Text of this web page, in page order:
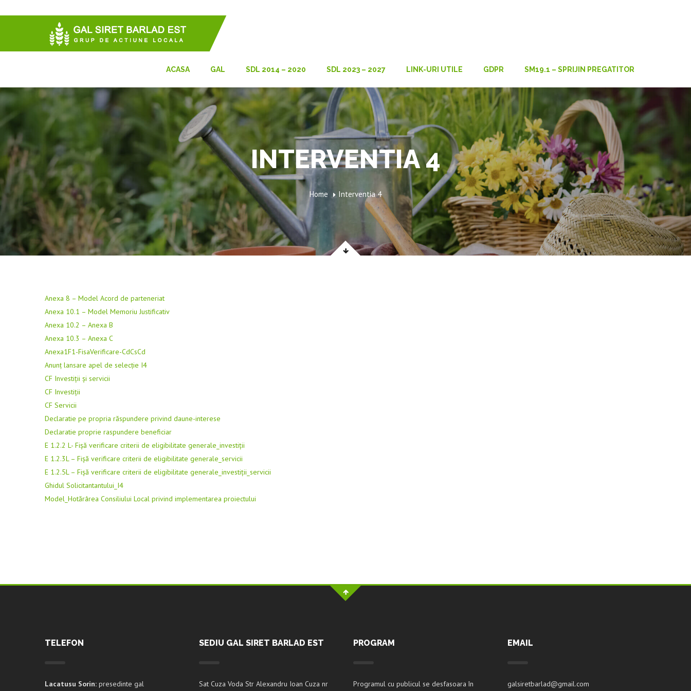
ACASA GAL SDL 2014 – 2020 SDL 2023 – 2027 LINK-URI UTILE GDPR SM19.1 – SPRIJIN PREGATITOR
INTERVENTIA 4
Home Interventia 4
Anexa 8 – Model Acord de parteneriat
Anexa 10.1 – Model Memoriu Justificativ
Anexa 10.2 – Anexa B
Anexa 10.3 – Anexa C
Anexa1F1-FisaVerificare-CdCsCd
Anunț lansare apel de selecție I4
CF Investiții și servicii
CF Investiții
CF Servicii
Declaratie pe propria răspundere privind daune-interese
Declaratie proprie raspundere beneficiar
E 1.2.2 L- Fișă verificare criterii de eligibilitate generale_investiții
E 1.2.3L – Fișă verificare criterii de eligibilitate generale_servicii
E 1.2.5L – Fișă verificare criterii de eligibilitate generale_investiții_servicii
Ghidul Solicitantantului_I4
Model_Hotărârea Consiliului Local privind implementarea proiectului
TELEFON
Lacatusu Sorin: presedinte gal
SEDIU GAL SIRET BARLAD EST
Sat Cuza Voda Str Alexandru Ioan Cuza nr
PROGRAM
Programul cu publicul se desfasoara în
EMAIL
galsiretbarlad@gmail.com